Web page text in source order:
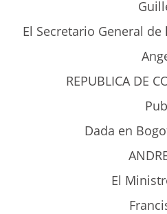
El Secretario General
REPUBLICA DE
Dada en
El